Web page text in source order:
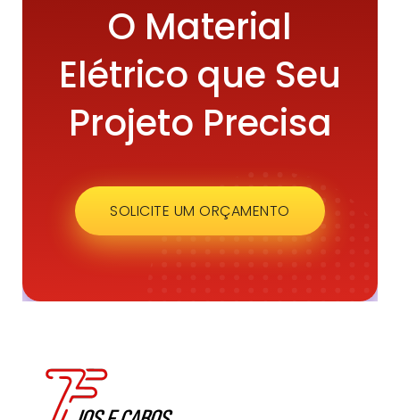
O Material
Elétrico que Seu
Projeto Precisa
SOLICITE UM ORÇAMENTO